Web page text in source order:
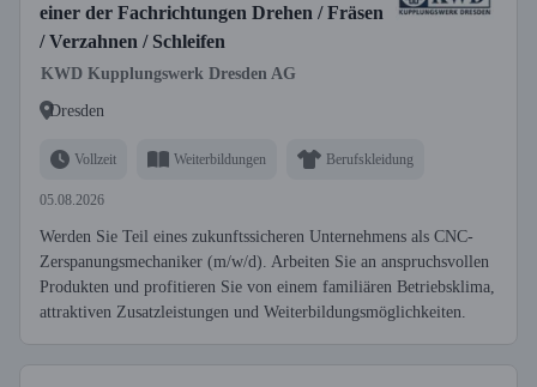
einer der Fachrichtungen Drehen / Fräsen
/ Verzahnen / Schleifen
KWD Kupplungswerk Dresden AG
Dresden
Vollzeit Weiterbildungen Berufskleidung
05.08.2026
Werden Sie Teil eines zukunftssicheren Unternehmens als CNC-
Zerspanungsmechaniker (m/w/d). Arbeiten Sie an anspruchsvollen
Produkten und profitieren Sie von einem familiären Betriebsklima,
attraktiven Zusatzleistungen und Weiterbildungsmöglichkeiten.